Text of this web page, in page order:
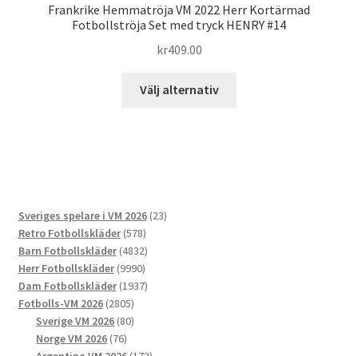
Frankrike Hemmatröja VM 2022 Herr Kortärmad
Fotbollströja Set med tryck HENRY #14
kr409.00
Välj alternativ
Sveriges spelare i VM 2026 2323
Retro Fotbollskläder 578578
produkter
Barn Fotbollskläder 48324832
produkter
Herr Fotbollskläder 99909990
produkter
Dam Fotbollskläder 19371937
Fotbolls-VM 2026 28052805
produkter
Sverige VM 2026 8080
Norge VM 2026 7676